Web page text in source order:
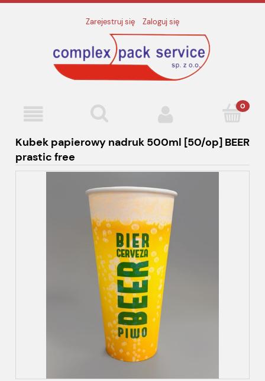
Zarejestruj się Zaloguj się
Kubek papierowy nadruk 500ml [50/op] BEER
prastic free